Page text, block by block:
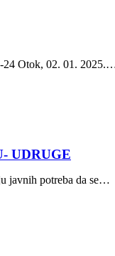
Otok, 02. 01.
UDRUGE
javnih potreba da se…